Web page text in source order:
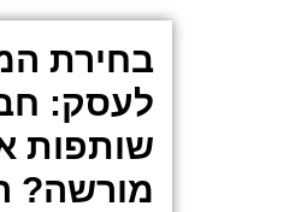
בחירת
לעסק:
שותפות
מורשה?